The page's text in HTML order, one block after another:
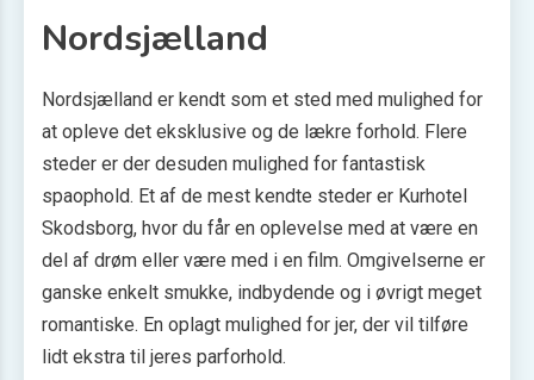
Nordsjælland
Nordsjælland er kendt som et sted med mulighed for
at opleve det eksklusive og de lækre forhold. Flere
steder er der desuden mulighed for fantastisk
spaophold. Et af de mest kendte steder er Kurhotel
Skodsborg, hvor du får en oplevelse med at være en
del af drøm eller være med i en film. Omgivelserne er
ganske enkelt smukke, indbydende og i øvrigt meget
romantiske. En oplagt mulighed for jer, der vil tilføre
lidt ekstra til jeres parforhold.